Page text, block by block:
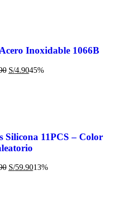
Inoxidable 1066B
S/4.9045%
Silicona 11PCS – Color
S/59.9013%